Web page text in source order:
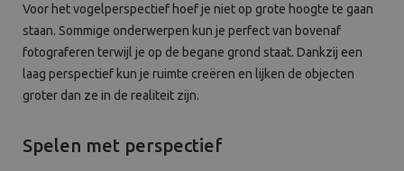
Voor het vogelperspectief hoef je niet op grote hoogte te gaan
staan. Sommige onderwerpen kun je perfect van bovenaf
fotograferen terwijl je op de begane grond staat. Dankzij een
laag perspectief kun je ruimte creëren en lijken de objecten
groter dan ze in de realiteit zijn.
Spelen met perspectief